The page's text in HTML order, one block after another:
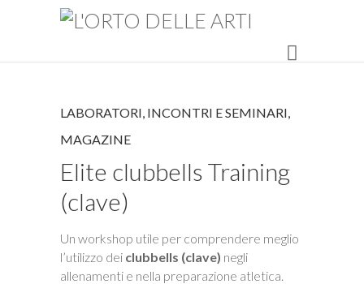
LABORATORI, INCONTRI E SEMINARI,
MAGAZINE
Elite clubbells Training
(clave)
Un workshop utile per comprendere meglio
l’utilizzo dei clubbells (clave) negli
allenamenti e nella preparazione atletica.